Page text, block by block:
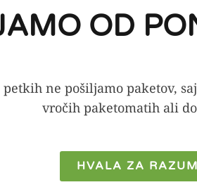
OD
ne pošiljamo paketov,
vročih paketomatih ali
HVALA ZA